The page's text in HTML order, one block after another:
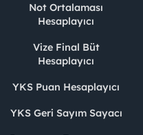
Not Ortalaması
Hesaplayıcı
Vize Final Büt
Hesaplayıcı
YKS Puan Hesaplayıcı
YKS Geri Sayım Sayacı